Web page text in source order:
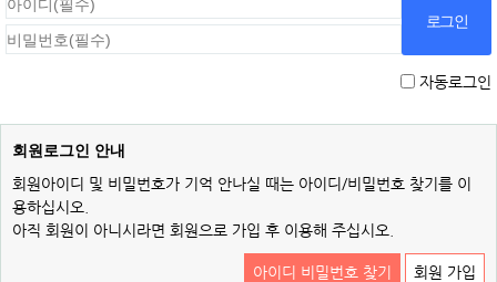
자동로그인
회원로그인 안내
회원아이디 및 비밀번호가 기억 안나실 때는 아이디/비밀번호 찾기를 이
용하십시오.
아직 회원이 아니시라면 회원으로 가입 후 이용해 주십시오.
아이디 비밀번호 찾기 회원 가입